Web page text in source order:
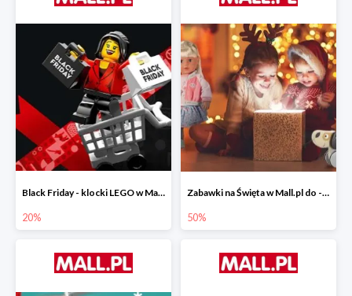
Black Friday - klocki LEGO w Mall.pl do -20%
20%
Zabawki na Święta w Mall.pl do -50%
50%